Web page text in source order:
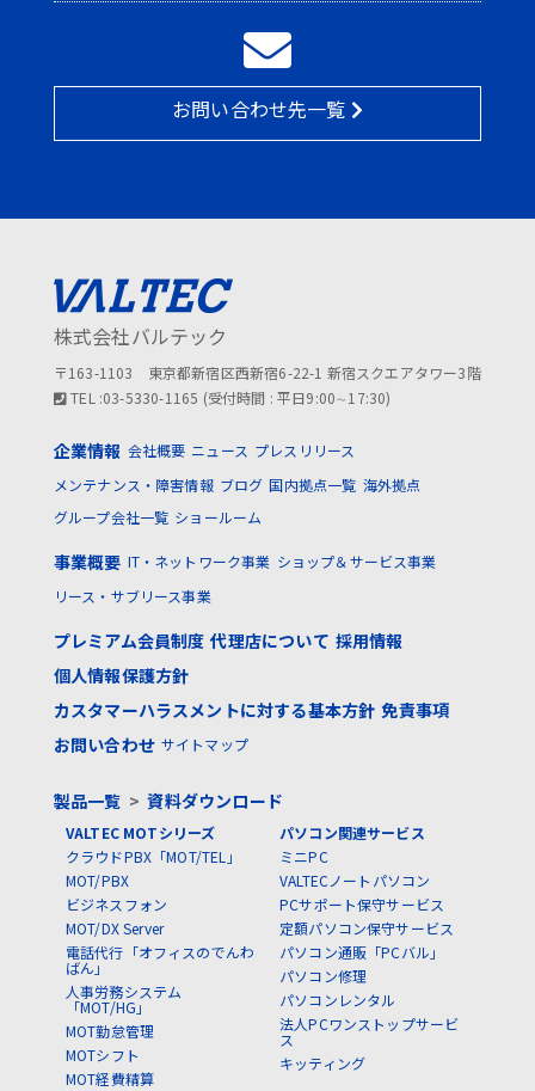
お問い合わせ先一覧
株式会社バルテック
〒163-1103 東京都新宿区西新宿6-22-1 新宿スクエアタワー3階
TEL :03-5330-1165 (受付時間 : 平日9:00∼17:30)
企業情報 会社概要 ニュース プレスリリース
メンテナンス・障害情報 ブログ 国内拠点一覧 海外拠点
グループ会社一覧 ショールーム
事業概要 IT・ネットワーク事業 ショップ＆サービス事業
リース・サブリース事業
プレミアム会員制度 代理店について 採用情報
個人情報保護方針
カスタマーハラスメントに対する基本方針 免責事項
お問い合わせ サイトマップ
製品一覧 >資料ダウンロード
VALTEC MOTシリーズ
クラウドPBX「MOT/TEL」
MOT/PBX
ビジネスフォン
MOT/DX Server
電話代行「オフィスのでんわ
ばん」
人事労務システム
「MOT/HG」
MOT勤怠管理
MOTシフト
MOT経費精算
パソコン関連サービス
ミニPC
VALTECノートパソコン
PCサポート保守サービス
定額パソコン保守サービス
パソコン通販「PCバル」
パソコン修理
パソコンレンタル
法人PCワンストップサービ
ス
キッティング